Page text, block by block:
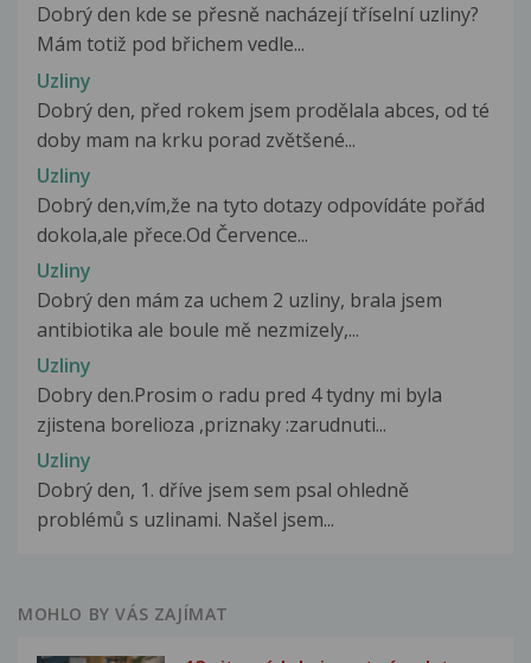
Dobrý den kde se přesně nacházejí tříselní uzliny?
Mám totiž pod břichem vedle...
Uzliny
Dobrý den, před rokem jsem prodělala abces, od té
doby mam na krku porad zvětšené...
Uzliny
Dobrý den,vím,že na tyto dotazy odpovídáte pořád
dokola,ale přece.Od Července...
Uzliny
Dobrý den mám za uchem 2 uzliny, brala jsem
antibiotika ale boule mě nezmizely,...
Uzliny
Dobry den.Prosim o radu pred 4 tydny mi byla
zjistena borelioza ,priznaky :zarudnuti...
Uzliny
Dobrý den, 1. dříve jsem sem psal ohledně
problémů s uzlinami. Našel jsem...
MOHLO BY VÁS ZAJÍMAT